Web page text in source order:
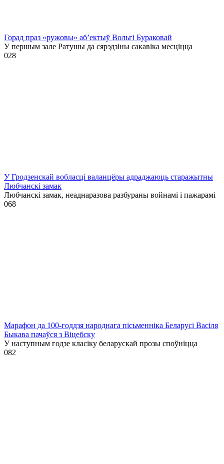
Горад праз «ружовы» аб’ектыў Вольгі Бураковай
У першым зале Ратушы да сярэдзіны сакавіка месціцца
028
У Гродзенскай вобласці валанцёры адраджаюць старажытны
Любчанскі замак
Любчанскі замак, неаднаразова разбураны войнамі і пажарамі
068
Марафон да 100-годдзя народнага пісьменніка Беларусі Васіля
Быкава пачаўся з Віцебску
У наступным годзе класіку беларускай прозы споўніцца
082